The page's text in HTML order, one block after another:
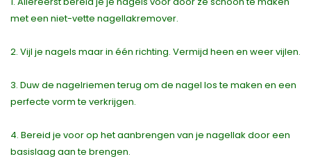
met een niet-vette nagellakremover.
2. Vijl je nagels maar in één richting. Vermijd heen en weer vijlen.
3. Duw de nagelriemen terug om de nagel los te maken en een
perfecte vorm te verkrijgen.
4. Bereid je voor op het aanbrengen van je nagellak door een
basislaag aan te brengen.